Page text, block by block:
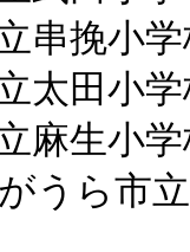
串挽小学
太田小学
麻生小学
うら市